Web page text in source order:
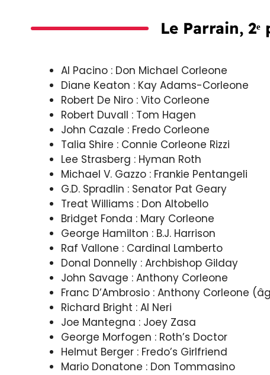
Le Parrain,
Al Pacino : Don Michael Corleone
Diane Keaton : Kay Adams-Corleone
Robert De Niro : Vito Corleone
Robert Duvall : Tom Hagen
John Cazale : Fredo Corleone
Talia Shire : Connie Corleone Rizzi
Lee Strasberg : Hyman Roth
Michael V. Gazzo : Frankie Pentangeli
G.D. Spradlin : Senator Pat Geary
Treat Williams : Don Altobello
Bridget Fonda : Mary Corleone
George Hamilton : B.J. Harrison
Raf Vallone : Cardinal Lamberto
Donal Donnelly : Archbishop Gilday
John Savage : Anthony Corleone
Franc D’Ambrosio : Anthony Corleone
Richard Bright : Al Neri
Joe Mantegna : Joey Zasa
George Morfogen : Roth’s Doctor
Helmut Berger : Fredo’s Girlfriend
Mario Donatone : Don Tommasino